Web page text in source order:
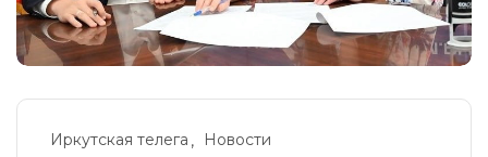
Иркутская телега Новости